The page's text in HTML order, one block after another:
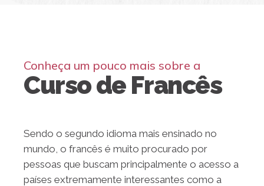
Conheça um pouco mais sobre a
Curso de Francês
Sendo o segundo idioma mais ensinado no
mundo, o francês é muito procurado por
pessoas que buscam principalmente o acesso a
países extremamente interessantes como a